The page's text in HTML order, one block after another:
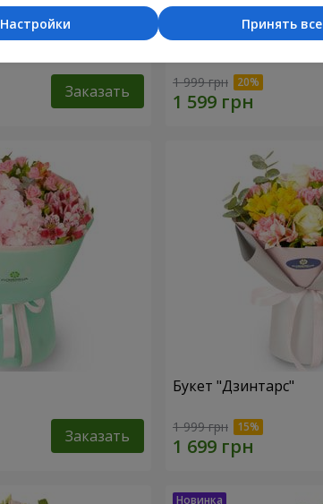
Заказать
Букет "Светлана"
1 999 грн
Заказать
Букет "Дзинтарс"
1 999 грн
Принять все
Настройки